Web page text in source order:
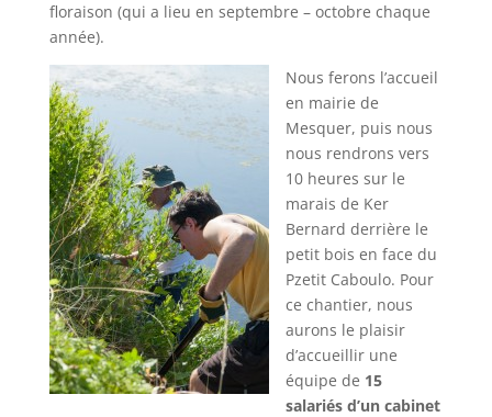
floraison (qui a lieu en septembre – octobre chaque
année).
Nous ferons l’accueil
en mairie de
Mesquer, puis nous
nous rendrons vers
10 heures sur le
marais de Ker
Bernard derrière le
petit bois en face du
Pzetit Caboulo. Pour
ce chantier, nous
aurons le plaisir
d’accueillir une
équipe de 15
salariés d’un cabinet